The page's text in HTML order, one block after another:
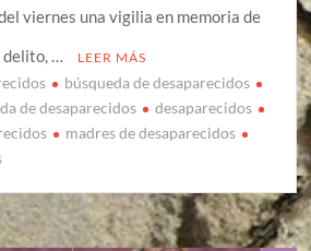
viernes una vigilia en memoria de
delito, …
LEER MÁS
búsqueda de desaparecidos
de desaparecidos
desaparecidos
madres de desaparecidos